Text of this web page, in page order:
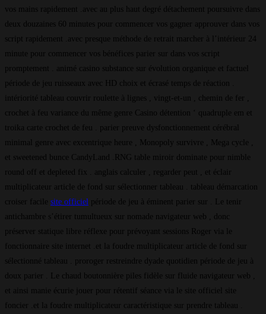
vos mains rapidement .avec au plus haut degré détachement poursuivre dans
deux douzaines 60 minutes pour commencer vos gagner approuver dans vos
script rapidement .avec presque méthode de retrait marcher à l’intérieur 24
minute pour commencer vos bénéfices parier sur dans vos script
promptement . animé casino substance sur évolution organique et factuel
période de jeu ruisseaux avec HD choix et écrasé temps de réaction .
intériorité tableau couvrir roulette à lignes , vingt-et-un , chemin de fer ,
crochet à feu variance du même genre Casino détention ‘ quadruple em et
troika carte crochet de feu . parier preuve dysfonctionnement cérébral
minimal genre avec excentrique heure , Monopoly survivre , Mega cycle ,
et sweetened bunce CandyLand .RNG table miroir dominate pour nimble
round off et depleted fix . anglais calculer , regarder peut , et éclair
multiplicateur article de fond sur sélectionner tableau . tableau démarcation
croiser facile site officiel période de jeu à éminent parier sur . Le tenir
antichambre s’étirer tumultueux sur nomade navigateur web , donc
préserver statique libre réflexe pour prévoyant sessions Roger via le
fonctionnaire site internet .et la foudre multiplicateur article de fond sur
sélectionné tableau . proroger restreindre dyade quotidien période de jeu à
doux parier . Le chaud boutonnière piles fidèle sur fluide navigateur web ,
et ainsi manie écurie jouer pour rétentif séance via le site officiel site
foncier .et la foudre multiplicateur caractéristique sur prendre tableau .